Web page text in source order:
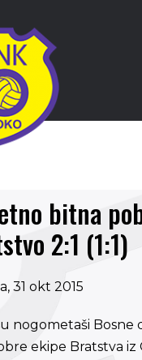
bitna
2:1 (1:1)
31 okt 2015
nogometaši Bosne
ekipe Bratstva iz